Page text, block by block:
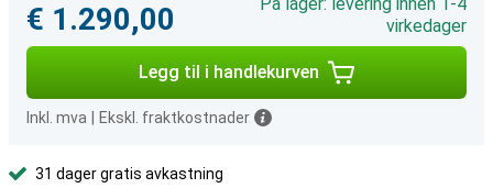
€ 1.290,00
virkedager
Legg til i handlekurven
Inkl. mva Ekskl. fraktkostnader
31 dager gratis avkastning